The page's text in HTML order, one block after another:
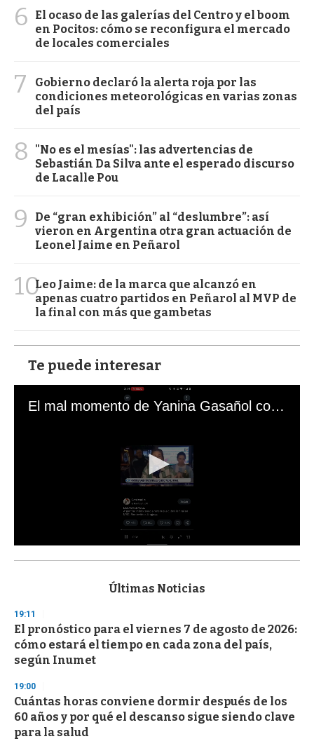
6
El ocaso de las galerías del Centro y el boom
en Pocitos: cómo se reconfigura el mercado
de locales comerciales
7
Gobierno declaró la alerta roja por las
condiciones meteorológicas en varias zonas
del país
8
"No es el mesías": las advertencias de
Sebastián Da Silva ante el esperado discurso
de Lacalle Pou
9
De “gran exhibición” al “deslumbre”: así
vieron en Argentina otra gran actuación de
Leonel Jaime en Peñarol
10Leo Jaime: de la marca que alcanzó en
apenas cuatro partidos en Peñarol al MVP de
la final con más que gambetas
Te puede interesar
El mal momento de Yanina Gasañol con un hincha argentino en "Subrayado"
s
d
s
o
f
3
s
e
c
o
n
d
Últimas Noticias
19:11
El pronóstico para el viernes 7 de agosto de 2026:
cómo estará el tiempo en cada zona del país,
según Inumet
19:00
Cuántas horas conviene dormir después de los
60 años y por qué el descanso sigue siendo clave
para la salud